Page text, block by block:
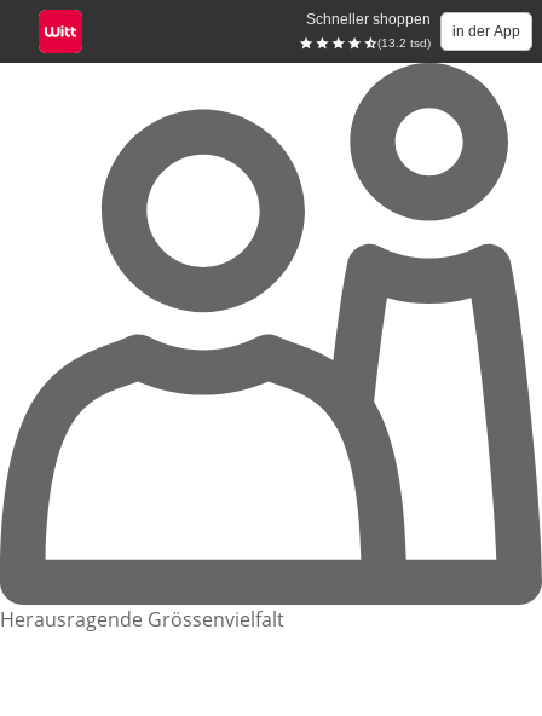
Schneller shoppen
(13.2 tsd)
in der App
Herausragende Grössenvielfalt